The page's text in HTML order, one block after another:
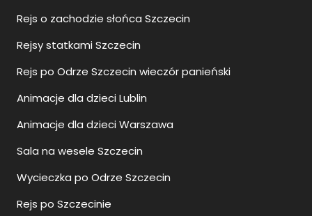
Rejs o zachodzie słońca Szczecin
Rejsy statkami Szczecin
Rejs po Odrze Szczecin wieczór panieński
Animacje dla dzieci Lublin
Animacje dla dzieci Warszawa
Sala na wesele Szczecin
Wycieczka po Odrze Szczecin
Rejs po Szczecinie